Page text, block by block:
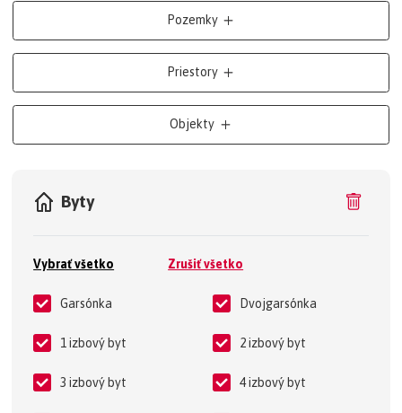
Pozemky
Priestory
Objekty
Byty
Vybrať všetko Zrušiť všetko
Garsónka Dvojgarsónka
1 izbový byt 2 izbový byt
3 izbový byt 4 izbový byt